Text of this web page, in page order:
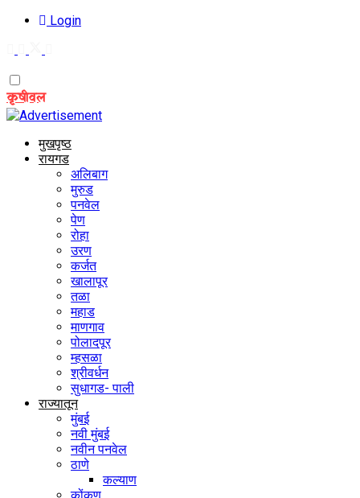
Login
कृषीवल
मुखपृष्ठ
रायगड
अलिबाग
मुरुड
पनवेल
पेण
रोहा
उरण
कर्जत
खालापूर
तळा
महाड
माणगाव
पोलादपूर
म्हसळा
श्रीवर्धन
सुधागड- पाली
राज्यातून
मुंबई
नवी मुंबई
नवीन पनवेल
ठाणे
कल्याण